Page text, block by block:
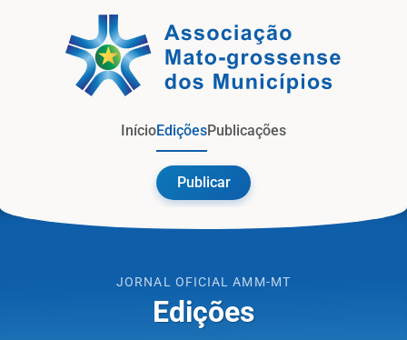
InícioEdiçõesPublicações
Publicar
JORNAL OFICIAL AMM-MT
Edições